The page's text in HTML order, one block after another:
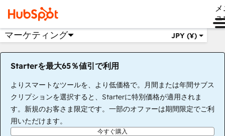
ュ
マーケティング JPY (¥)
Starterを最大65％値引で利用
よりスマートなツールを、より低価格で。月間または年間サブス
クリプションを選択すると、Starterに特別価格が適用されま
す。新規のお客さま限定です。一部のオファーは期間限定でご利
用いただけます。
今すぐ購入